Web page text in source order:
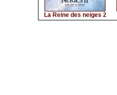
La Reine des neiges 2